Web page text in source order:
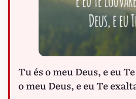
Tu és o meu Deus, e eu
o meu Deus, e eu Te